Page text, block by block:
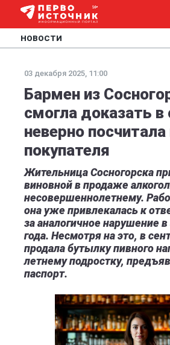
НОВОСТИ
03 декабря 2025, 11:00
Бармен из
смогла доказать в
неверно посчитала
покупателя
Жительница Сосногорска
виновной в продаже
несовершеннолетнему.
она уже привлекалась к
за аналогичное нарушение
года. Несмотря на это, в
продала бутылку пивного
летнему подростку,
паспорт.